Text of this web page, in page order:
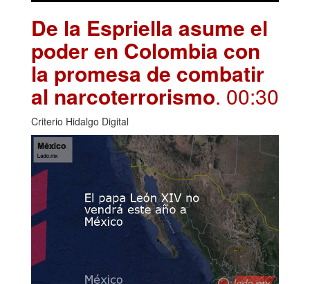
De la Espriella asume el
poder en Colombia con
la promesa de combatir
al narcoterrorismo. 00:30
Criterio Hidalgo Digital